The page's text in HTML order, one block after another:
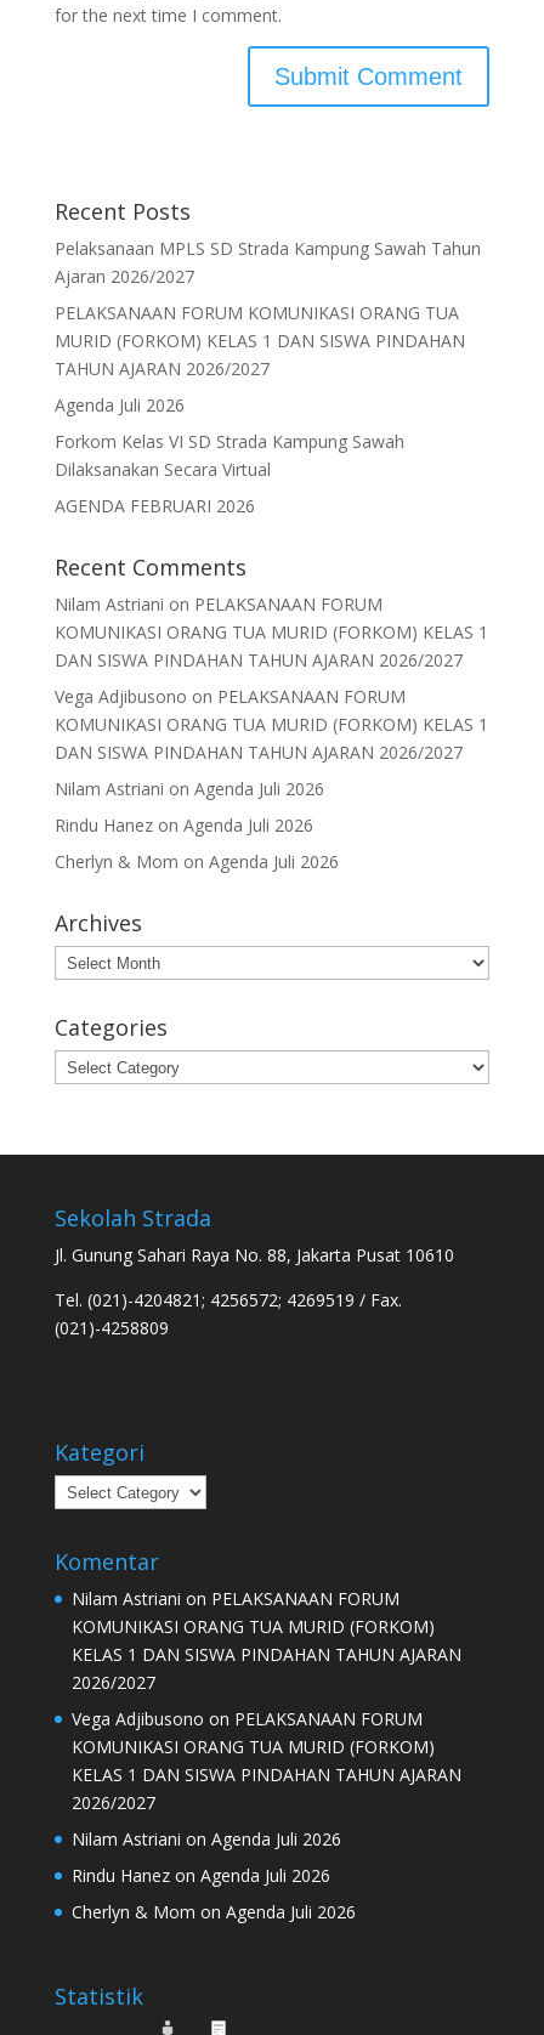
for the next time I comment.
Recent Posts
Pelaksanaan MPLS SD Strada Kampung Sawah Tahun
Ajaran 2026/2027
PELAKSANAAN FORUM KOMUNIKASI ORANG TUA
MURID (FORKOM) KELAS 1 DAN SISWA PINDAHAN
TAHUN AJARAN 2026/2027
Agenda Juli 2026
Forkom Kelas VI SD Strada Kampung Sawah
Dilaksanakan Secara Virtual
AGENDA FEBRUARI 2026
Recent Comments
Nilam Astriani on PELAKSANAAN FORUM
KOMUNIKASI ORANG TUA MURID (FORKOM) KELAS 1
DAN SISWA PINDAHAN TAHUN AJARAN 2026/2027
Vega Adjibusono on PELAKSANAAN FORUM
KOMUNIKASI ORANG TUA MURID (FORKOM) KELAS 1
DAN SISWA PINDAHAN TAHUN AJARAN 2026/2027
Nilam Astriani on Agenda Juli 2026
Rindu Hanezon Agenda Juli 2026
Cherlyn & Mom on Agenda Juli 2026
Archives
Archives
Categories
Categories
Sekolah Strada
Jl. Gunung Sahari Raya No. 88, Jakarta Pusat 10610
Tel. (021)-4204821; 4256572; 4269519 / Fax.
(021)-4258809
Kategori
Kategori
Komentar
Nilam Astriani on PELAKSANAAN FORUM
KOMUNIKASI ORANG TUA MURID (FORKOM)
KELAS 1 DAN SISWA PINDAHAN TAHUN AJARAN
2026/2027
Vega Adjibusono on PELAKSANAAN FORUM
KOMUNIKASI ORANG TUA MURID (FORKOM)
KELAS 1 DAN SISWA PINDAHAN TAHUN AJARAN
2026/2027
Nilam Astriani on Agenda Juli 2026
Rindu Hanezon Agenda Juli 2026
Cherlyn & Mom on Agenda Juli 2026
Statistik